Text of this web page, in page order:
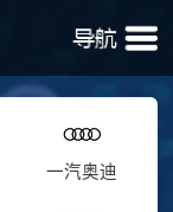
一汽奥迪